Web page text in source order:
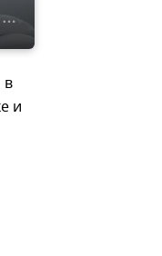
в
и